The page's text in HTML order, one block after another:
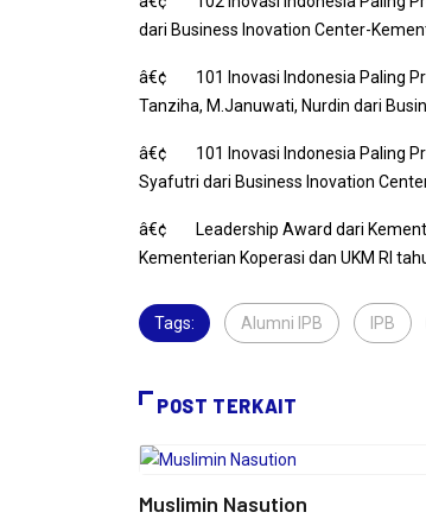
dari Business Inovation Center-
â€¢ 101 Inovasi Indonesia Paling
Tanziha, M.Januwati, Nurdin dari
â€¢ 101 Inovasi Indonesia Paling
Syafutri dari Business Inovation
â€¢ Leadership Award dari
Kementerian Koperasi dan UKM RI
Tags: Alumni IPB IPB
POST TERKAIT
Muslimin Nasution